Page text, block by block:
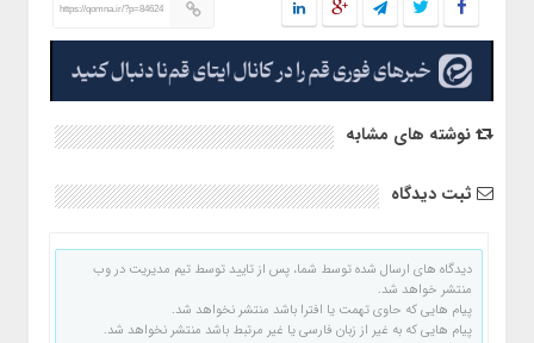
https://qomna.ir/?p=84624
نوشته های مشابه
ثبت دیدگاه
دیدگاه های ارسال شده توسط شما، پس از تایید توسط تیم مدیریت در وب
منتشر خواهد شد.
پیام هایی که حاوی تهمت یا افترا باشد منتشر نخواهد شد.
پیام هایی که به غیر از زبان فارسی یا غیر مرتبط باشد منتشر نخواهد شد.